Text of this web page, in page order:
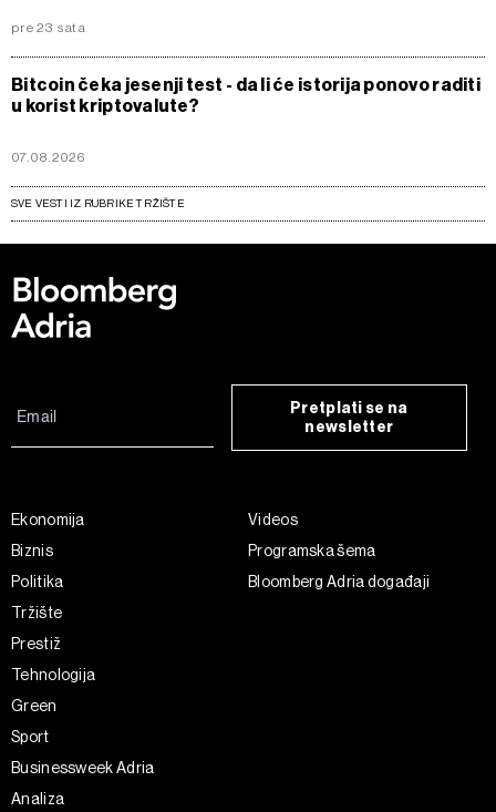
pre 23 sata
Bitcoin čeka jesenji test - da li će istorija ponovo raditi
u korist kriptovalute?
07.08.2026
SVE VESTI IZ RUBRIKE TRŽIŠTE
Pretplati se na
newsletter
Ekonomija
Biznis
Politika
Tržište
Prestiž
Tehnologija
Green
Sport
Businessweek Adria
Analiza
Videos
Programska šema
Bloomberg Adria događaji